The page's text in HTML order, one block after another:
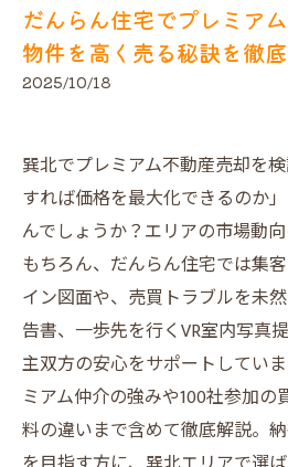
だんらん住宅でプレミア
物件を高く売る秘訣を徹底
2025/10/18
巽北でプレミアム不動産売却を
すれば価格を最大化できるのか
んでしょうか？エリアの市場動
もちろん、だんらん住宅では集
イン図面や、売買トラブルを未
告書、一歩先を行くVR室内写真
主双方の安心をサポートしてい
ミアム仲介の強みや100社参加
料の違いまで含めて徹底解説。